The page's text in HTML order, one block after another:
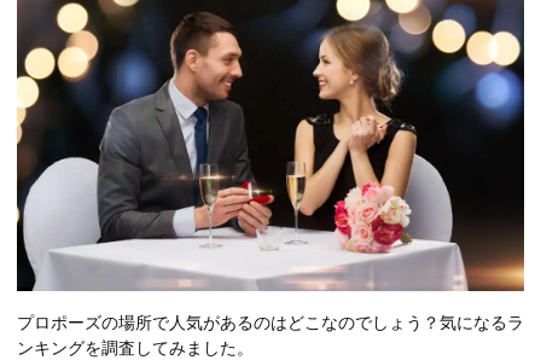
プロポーズの場所で人気があるのはどこなのでしょう？気になるラ
ンキングを調査してみました。